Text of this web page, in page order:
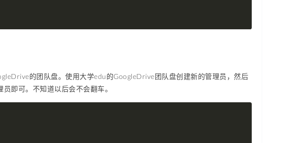
的团队盘。使用大学edu的GoogleDrive团队盘创建新的管理员，然后
即可。不知道以后会不会翻车。